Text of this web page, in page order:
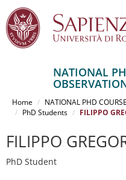
contenuto
NATIONAL
Home
NATIONAL PHD
PhD Students
FILIPPO
FILIPPO
PhD Student